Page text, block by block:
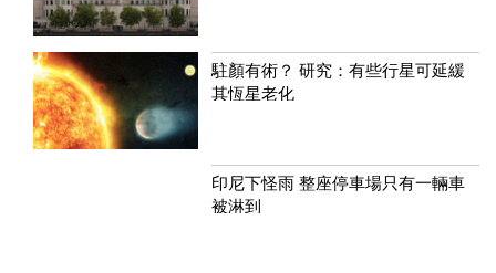
駐顏有術？ 研究：有些行星可延緩
其恆星老化
印尼下怪雨 整座停車場只有一輛車
被淋到